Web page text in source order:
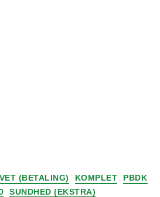
Kategorier
(BETALING) KOMPLET
PBDK
SUNDHED (EKSTRA)